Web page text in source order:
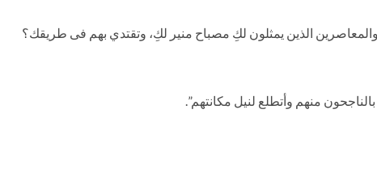
والمعاصرين الذين يمثلون لكِ مصباح منير لكِ، وتقتدي بهم فى طريقك؟
منهم وأتطلع لنيل مكانتهم”.